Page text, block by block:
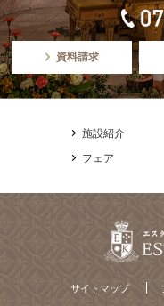
資料請求
施設紹介
フェア
サイトマップ